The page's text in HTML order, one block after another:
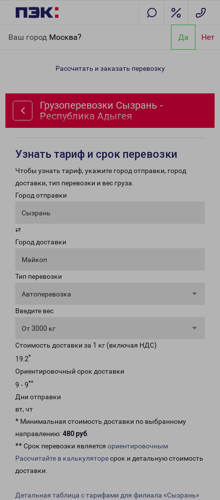
Ваш город Москва? Да Нет
Адыгея
Рассчитать и заказать перевозку
Грузоперевозки Сызрань -
Республика Адыгея
Узнать тариф и срок перевозки
Чтобы узнать тариф, укажите город отправки, город
доставки, тип перевозки и вес груза.
Город отправки
Сызрань
⇄
Город доставки
Майкоп
Тип перевозки
Автоперевозка
Введите вес
От 3000 кг
Стоимость доставки за 1 кг (включая НДС)
19.2*
Ориентировочный срок доставки
9 - 9**
Дни отправки
вт, чт
* Минимальная стоимость доставки по выбранному
направлению: 480 руб.
** Срок перевозки является ориентировочным
Рассчитайте в калькуляторесрок и детальную стоимость
доставки.
Детальная таблица с тарифами для филиала «Сызрань»